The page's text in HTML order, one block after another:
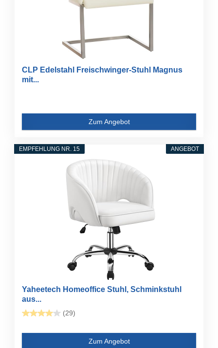
CLP Edelstahl Freischwinger-Stuhl Magnus
mit...
Zum Angebot
ANGEBOT
EMPFEHLUNG NR. 15
Yaheetech Homeoffice Stuhl, Schminkstuhl
aus...
(29)
Zum Angebot